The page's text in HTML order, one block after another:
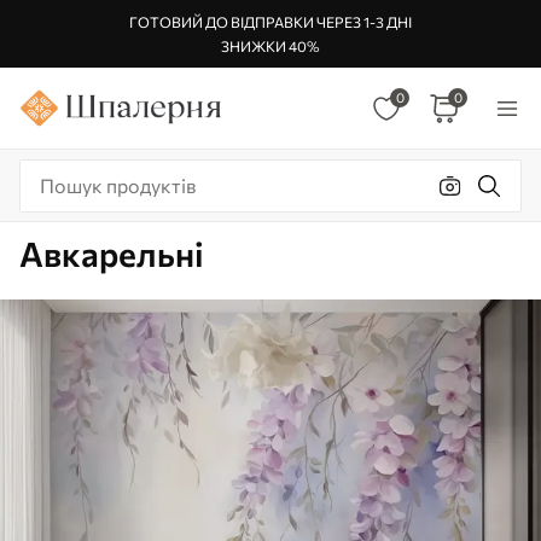
ГОТОВИЙ ДО ВІДПРАВКИ ЧЕРЕЗ 1-3 ДНІ
ЗНИЖКИ 40%
0 0
Авкарельні